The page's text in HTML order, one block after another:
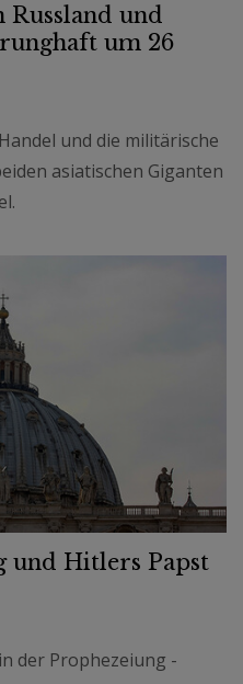
Russland und
um 26
und die militärische
asiatischen Giganten
und Hitlers Papst
der Prophezeiung -